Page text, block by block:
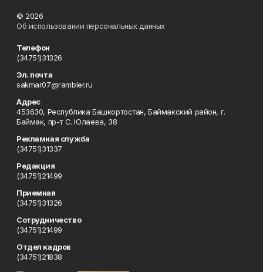
© 2026
Об использовании персональных данных
Телефон
(34751)31326
Эл. почта
sakmar07@rambler.ru
Адрес
453630, Республика Башкортостан, Баймакский район, г.
Баймак, пр-т С. Юлаева, 38
Рекламная служба
(34751)31337
Редакция
(34751)21499
Приемная
(34751)31326
Сотрудничество
(34751)21499
Отдел кадров
(34751)21838